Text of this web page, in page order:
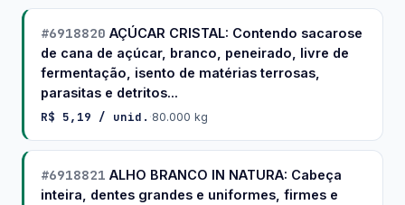
#6918820 AÇÚCAR CRISTAL: Contendo sacarose
de cana de açúcar, branco, peneirado, livre de
fermentação, isento de matérias terrosas,
parasitas e detritos...
R$ 5,19 / unid. ·80.000 kg
#6918821 ALHO BRANCO IN NATURA: Cabeça
inteira, dentes grandes e uniformes, firmes e